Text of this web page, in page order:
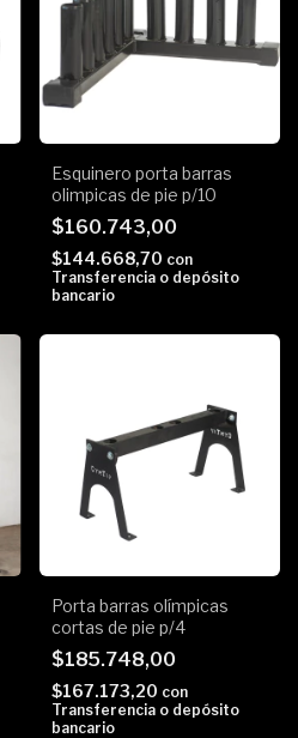
Esquinero porta barras
olimpicas de pie p/10
$160.743,00
$144.668,70 con
Transferencia o depósito
bancario
Porta barras olímpicas
cortas de pie p/4
$185.748,00
$167.173,20 con
Transferencia o depósito
bancario